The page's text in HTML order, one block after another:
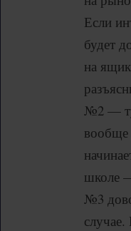
Если
будет
на
№2 —
вообще
школе
№3